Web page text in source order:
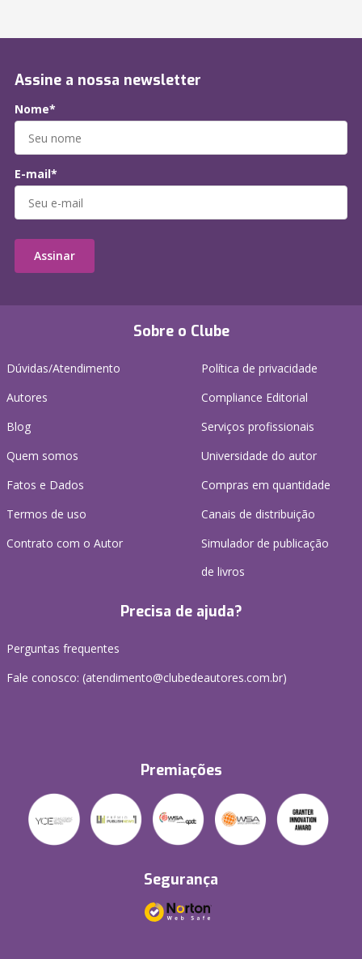
Sobre o Clube
Dúvidas/Atendimento
Autores
Blog
Quem somos
Fatos e Dados
Termos de uso
Contrato com o Autor
Política de privacidade
Compliance Editorial
Serviços profissionais
Universidade do autor
Compras em quantidade
Canais de distribuição
Simulador de publicação
de livros
Precisa de ajuda?
Perguntas frequentes
Fale conosco: (atendimento@clubedeautores.com.br)
Premiações
Segurança
Assine a nossa newsletter
Nome*
E-mail*
Assinar